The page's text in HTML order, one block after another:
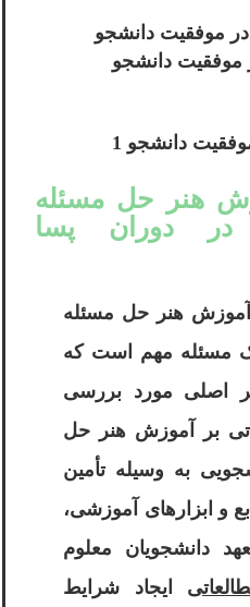
موفقیت دانشجو
دانشجو 1
هنر حل مسئله
در دوران پسا
هنر حل مسئله
مسئله مهم است که
اصلی مورد بررسی
بر آموزش هنر حل
به وسیله تأمین
و ابزارهای آموزشی،
دانشجویان معلوم
ایجاد شرایط